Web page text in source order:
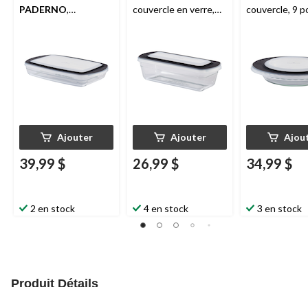
PADERNO,
Ajouter
39,99 $
2 en stock
couvercle en verre,
Ajouter
26,99 $
4 en stock
couvercle, 9
34,99 $
3 en stock
Produit Détails